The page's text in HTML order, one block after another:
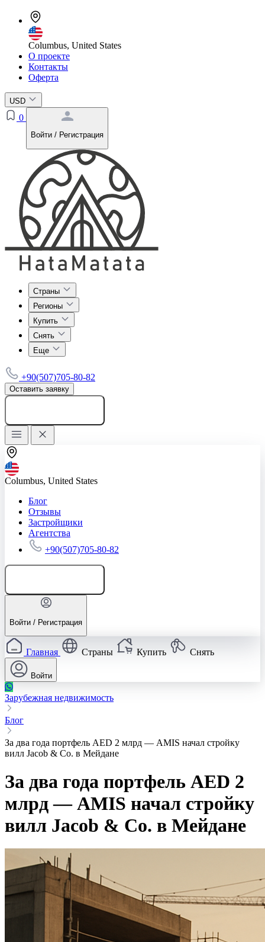
Columbus, United States
О проекте
Контакты
Оферта
USD
0
Войти / Регистрация
Страны
Регионы
Купить
Снять
Еще
+90(507)705-80-82
Оставить заявку
Columbus, United States
Блог
Отзывы
Застройщики
Агентства
+90(507)705-80-82
Войти / Регистрация
Главная Страны Купить Снять
Войти
Зарубежная недвижимость
Блог
За два года портфель AED 2 млрд — AMIS начал стройку
вилл Jacob & Co. в Мейдане
За два года портфель AED 2
млрд — AMIS начал стройку
вилл Jacob & Co. в Мейдане